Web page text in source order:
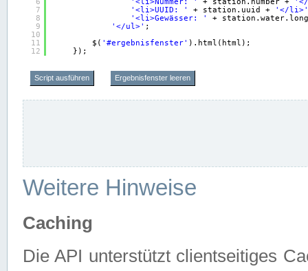
7
8
9
10
11
12
'<li>UUID: '
+ station.uuid +
'</li>'
'<li>Gewässer: '
+
'</ul>' ;
$( '#ergebnisfenster' ).html(html);
});
Script ausführen Ergebnisfenster leeren
Weitere Hinweise
Caching
Die API unterstützt clientseitiges